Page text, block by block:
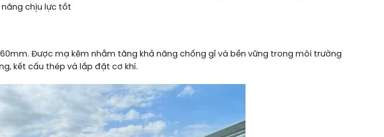
năng chịu lực tốt
Được mạ kẽm nhằm tăng khả năng chống gỉ và bền vững trong môi trường
kết cấu thép và lắp đặt cơ khí.